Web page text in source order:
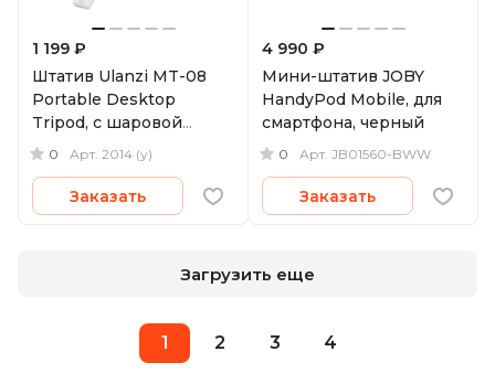
1 199 ₽
Штатив Ulanzi MT-08
Portable Desktop
Tripod, с шаровой
головой, белый
0 Арт. 2014 (у)
Заказать
4 990 ₽
Мини-штатив JOBY
HandyPod Mobile, для
смартфона, черный
0 Арт. JB01560-BWW
Заказать
Загрузить еще
1 2 3 4